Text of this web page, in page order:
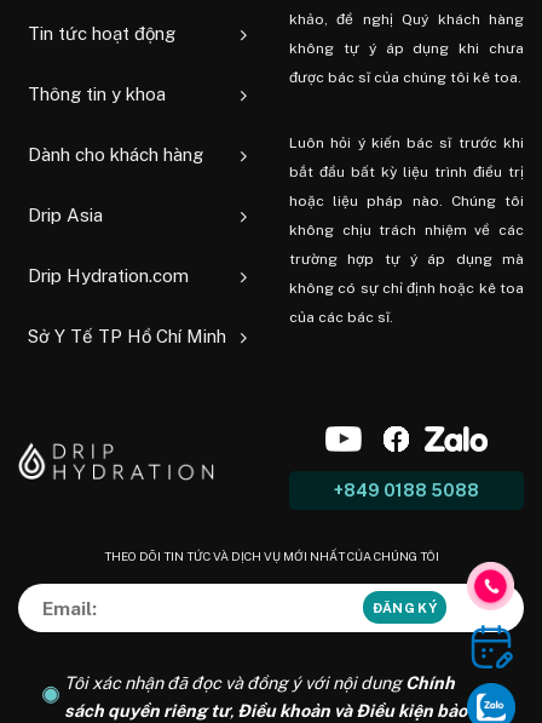
Tin tức hoạt động
Thông tin y khoa
Dành cho khách hàng
Drip Asia
Drip Hydration.com
Sở Y Tế TP Hồ Chí Minh
khảo, đề nghị Quý khách hàng
không tự ý áp dụng khi chưa
được bác sĩ của chúng tôi kê toa.
Luôn hỏi ý kiến ​​bác sĩ trước khi
bắt đầu bất kỳ liệu trình điều trị
hoặc liệu pháp nào. Chúng tôi
không chịu trách nhiệm về các
trường hợp tự ý áp dụng mà
không có sự chỉ định hoặc kê toa
của các bác sĩ.
+849 0188 5088
THEO DÕI TIN TỨC VÀ DỊCH VỤ MỚI NHẤT CỦA CHÚNG TÔI
Tôi xác nhận đã đọc và đồng ý với nội dungChính
sách quyền riêng tư, Điều khoản và Điều kiện bảo